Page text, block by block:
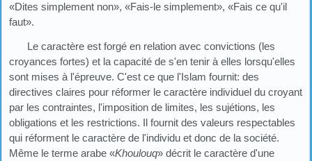
«Dites simplement non», «Fais-le simplement», «Fais ce qu'il
faut».
Le caractère est forgé en relation avec convictions (les
croyances fortes) et la capacité de s'en tenir à elles lorsqu'elles
sont mises à l'épreuve. C'est ce que l'Islam fournit: des
directives claires pour réformer le caractère individuel du croyant
par les contraintes, l'imposition de limites, les sujétions, les
obligations et les restrictions. Il fournit des valeurs respectables
qui réforment le caractère de l'individu et donc de la société.
Même le terme arabe «Khoulouq» décrit le caractère d'une